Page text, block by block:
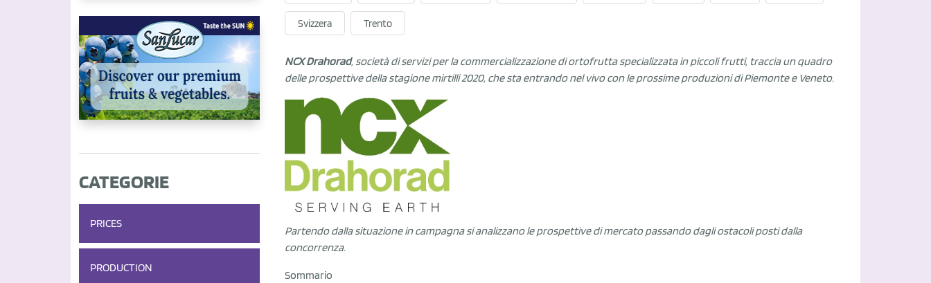
CATEGORIE
PRICES
PRODUCTION
Svizzera Trento
NCX Drahorad, società di servizi per la commercializzazione di ortofrutta specializzata in piccoli frutti, traccia un quadro
delle prospettive della stagione mirtilli 2020, che sta entrando nel vivo con le prossime produzioni di Piemonte e Veneto.
Partendo dalla situazione in campagna si analizzano le prospettive di mercato passando dagli ostacoli posti dalla
concorrenza.
Sommario